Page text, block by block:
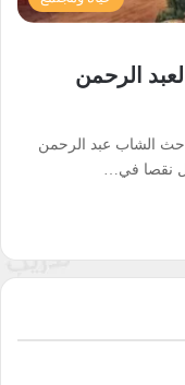
الرحمن
الشاب عبد الرحمن
نقصا في…